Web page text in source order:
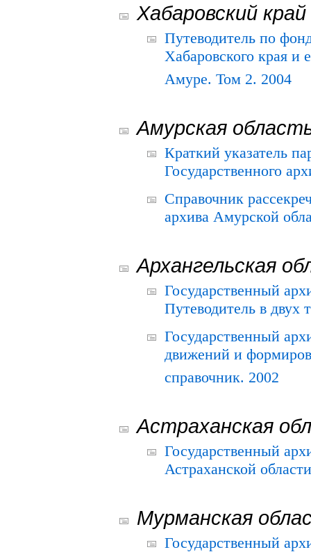
Хабаровский край
Путеводитель по
Хабаровского края и
Амуре. Том 2. 2004
Амурская
Краткий указатель
Государственного
Справочник
архива Амурской
Архангельская
Государственный
Путеводитель в двух
Государственный
движений и
справочник. 2002
Астраханская
Государственный
Астраханской
Мурманская
Государственный